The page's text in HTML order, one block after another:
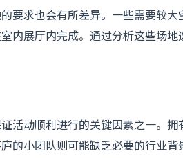
要求也会有所差异。一些需要较
内展厅内完成。通过分析这些场
活动顺利进行的关键因素之一。
的小团队则可能缺乏必要的行业背